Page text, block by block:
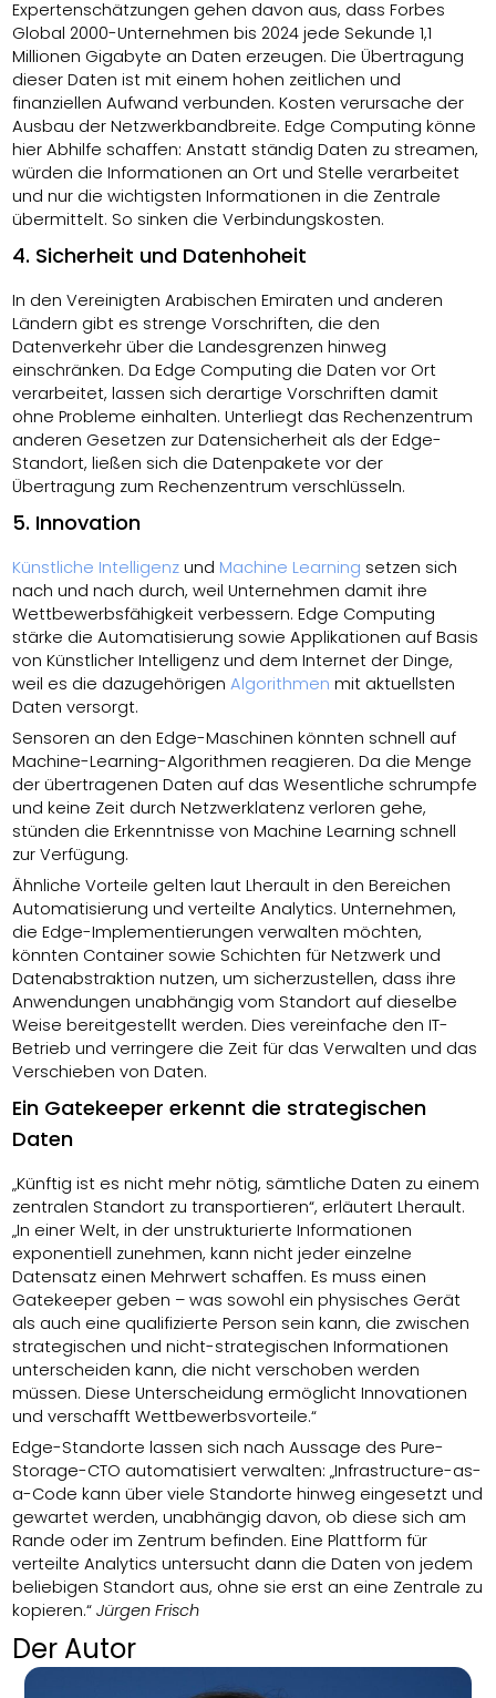
Expertenschätzungen gehen davon aus, dass Forbes
Global 2000-Unternehmen bis 2024 jede Sekunde 1,1
Millionen Gigabyte an Daten erzeugen. Die Übertragung
dieser Daten ist mit einem hohen zeitlichen und
finanziellen Aufwand verbunden. Kosten verursache der
Ausbau der Netzwerkbandbreite. Edge Computing könne
hier Abhilfe schaffen: Anstatt ständig Daten zu streamen,
würden die Informationen an Ort und Stelle verarbeitet
und nur die wichtigsten Informationen in die Zentrale
übermittelt. So sinken die Verbindungskosten.
4. Sicherheit und Datenhoheit
In den Vereinigten Arabischen Emiraten und anderen
Ländern gibt es strenge Vorschriften, die den
Datenverkehr über die Landesgrenzen hinweg
einschränken. Da Edge Computing die Daten vor Ort
verarbeitet, lassen sich derartige Vorschriften damit
ohne Probleme einhalten. Unterliegt das Rechenzentrum
anderen Gesetzen zur Datensicherheit als der Edge-
Standort, ließen sich die Datenpakete vor der
Übertragung zum Rechenzentrum verschlüsseln.
5. Innovation
Künstliche Intelligenz und Machine Learning setzen sich
nach und nach durch, weil Unternehmen damit ihre
Wettbewerbsfähigkeit verbessern. Edge Computing
stärke die Automatisierung sowie Applikationen auf Basis
von Künstlicher Intelligenz und dem Internet der Dinge,
weil es die dazugehörigenAlgorithmen mit aktuellsten
Daten versorgt.
Sensoren an den Edge-Maschinen könnten schnell auf
Machine-Learning-Algorithmen reagieren. Da die Menge
der übertragenen Daten auf das Wesentliche schrumpfe
und keine Zeit durch Netzwerklatenz verloren gehe,
stünden die Erkenntnisse von Machine Learning schnell
zur Verfügung.
Ähnliche Vorteile gelten laut Lherault in den Bereichen
Automatisierung und verteilte Analytics. Unternehmen,
die Edge-Implementierungen verwalten möchten,
könnten Container sowie Schichten für Netzwerk und
Datenabstraktion nutzen, um sicherzustellen, dass ihre
Anwendungen unabhängig vom Standort auf dieselbe
Weise bereitgestellt werden. Dies vereinfache den IT-
Betrieb und verringere die Zeit für das Verwalten und das
Verschieben von Daten.
Ein Gatekeeper erkennt die strategischen
Daten
„Künftig ist es nicht mehr nötig, sämtliche Daten zu einem
zentralen Standort zu transportieren“, erläutert Lherault.
„In einer Welt, in der unstrukturierte Informationen
exponentiell zunehmen, kann nicht jeder einzelne
Datensatz einen Mehrwert schaffen. Es muss einen
Gatekeeper geben – was sowohl ein physisches Gerät
als auch eine qualifizierte Person sein kann, die zwischen
strategischen und nicht-strategischen Informationen
unterscheiden kann, die nicht verschoben werden
müssen. Diese Unterscheidung ermöglicht Innovationen
und verschafft Wettbewerbsvorteile.“
Edge-Standorte lassen sich nach Aussage des Pure-
Storage-CTO automatisiert verwalten: „Infrastructure-as-
a-Code kann über viele Standorte hinweg eingesetzt und
gewartet werden, unabhängig davon, ob diese sich am
Rande oder im Zentrum befinden. Eine Plattform für
verteilte Analytics untersucht dann die Daten von jedem
beliebigen Standort aus, ohne sie erst an eine Zentrale zu
kopieren.“Jürgen Frisch
Der Autor